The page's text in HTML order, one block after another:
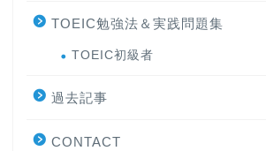
TOEIC勉強法＆実践問題集
TOEIC初級者
過去記事
CONTACT